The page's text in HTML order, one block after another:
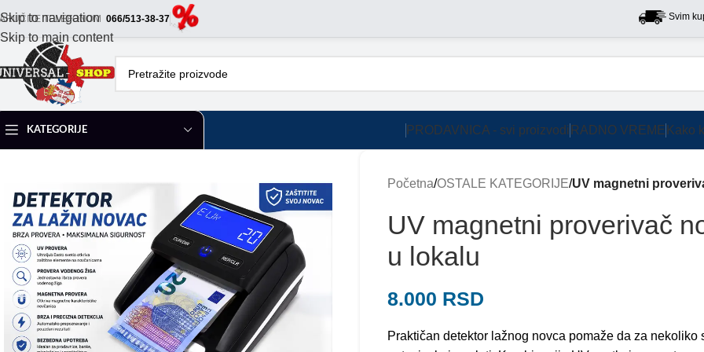
Skip to navigation
Skip to main content
TELEFONOM 066/513-38-37 Svim kupcima
KATEGORIJE PRODAVNICA - svi proizvodi RADNO VREME Kako
Početna/OSTALE KATEGORIJE/UV magnetni
UV magnetni proverivač
u lokalu
8.000 RSD
Praktičan detektor lažnog novca pomaže da za